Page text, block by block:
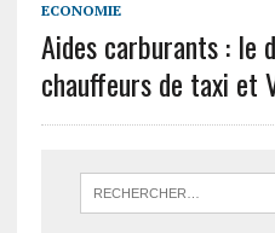
ECONOMIE
Aides carburants : le
chauffeurs de taxi et